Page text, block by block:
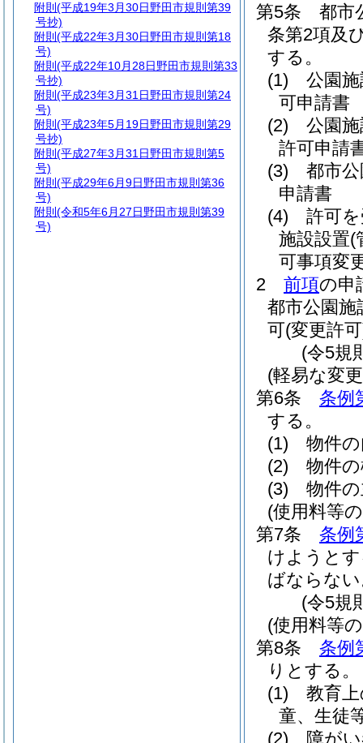
第5条
都市
条第2項及
する。
(1)
公園
可申請書
(2)
公園
許可申請
(3)
都市
申請書
(4)
許可
施設設置(
可事項変
2
前項の申
都市公園施
可(変更許
(令5規
(軽易な変
第6条
条例
する。
(1)
物件
(2)
物件
(3)
物件
(使用料等
第7条
条例
けようと
ばならな
(令5規
(使用料等
第8条
条例
りとする。
(1)
教育
童、生徒
(2)
障が
附則 (平成19年3月30日野田市規則第39
号抄)
附則 (平成22年3月30日野田市規則第18
号)
附則 (平成22年10月28日野田市規則第33
号抄)
附則 (平成23年3月31日野田市規則第24
号)
附則 (平成23年5月19日野田市規則第29
号抄)
附則 (平成27年3月31日野田市規則第5
号)
附則 (平成29年6月9日野田市規則第36
号)
附則 (令和5年6月27日野田市規則第39
号)